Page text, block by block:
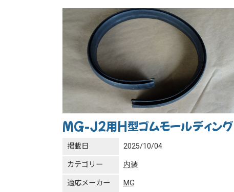
MG-J2用H型ゴムモールディング
掲載日 2025/10/04
カテゴリー 内装
適応メーカー MG